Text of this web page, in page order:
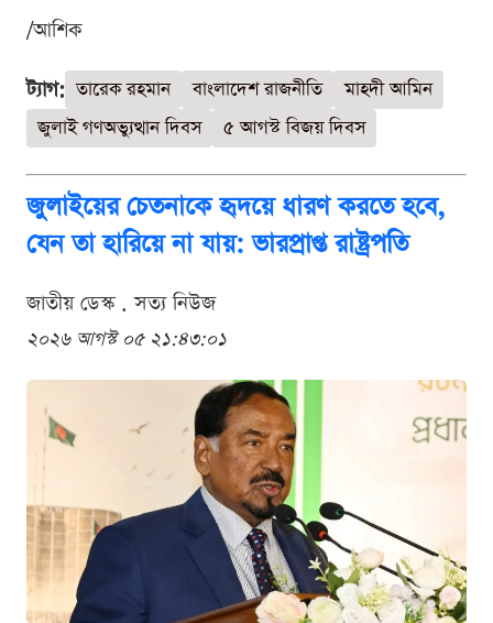
/আশিক
ট্যাগ: তারেক রহমান বাংলাদেশ রাজনীতি
মাহদী আমিন
জুলাই গণঅভ্যুত্থান দিবস
৫ আগস্ট বিজয় দিবস
জুলাইয়ের চেতনাকে হৃদয়ে ধারণ করতে হবে,
যেন তা হারিয়ে না যায়: ভারপ্রাপ্ত রাষ্ট্রপতি
জাতীয় ডেস্ক . সত্য নিউজ
২০২৬ আগস্ট ০৫ ২১:৪৩:০১